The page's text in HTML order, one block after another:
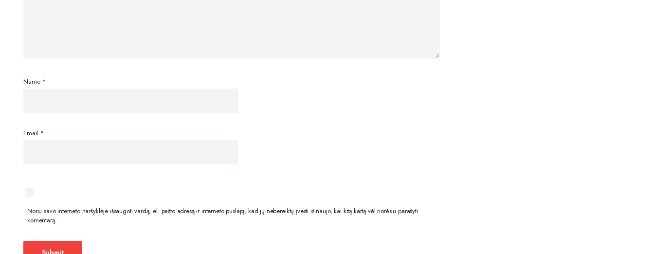
Name *
Email *
Noriu savo interneto naršyklėje išsaugoti vardą, el. pašto adresą ir interneto puslapį, kad jų nebereiktų įvesti iš naujo, kai kitą kartą vėl norėsiu parašyti
komentarą.